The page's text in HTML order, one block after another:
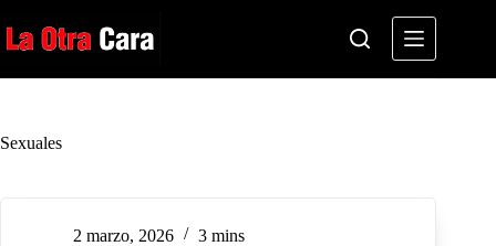
al
contenido
Sexuales
2 marzo, 2026 3 mins